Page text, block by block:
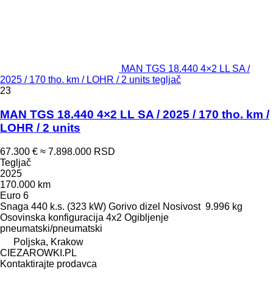
MAN TGS 18.440 4×2 LL SA /
2025 / 170 tho. km / LOHR / 2 units tegljač
23
MAN TGS 18.440 4×2 LL SA / 2025 / 170 tho. km /
LOHR / 2 units
67.300 € ≈ 7.898.000 RSD
Tegljač
2025
170.000 km
Euro 6
Snaga 440 k.s. (323 kW) Gorivo dizel Nosivost 9.996 kg
Osovinska konfiguracija 4x2 Ogibljenje
pneumatski/pneumatski
Poljska, Krakow
CIEZAROWKI.PL
Kontaktirajte prodavca